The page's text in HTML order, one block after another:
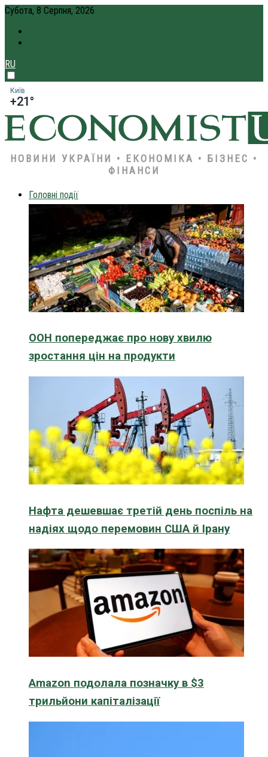
Субота, 8 Серпня, 2026
RU
Київ
+21°
НОВИНИ УКРАЇНИ • ЕКОНОМІКА • БІЗНЕС •
ФІНАНСИ
Головні події
ООН попереджає про нову хвилю
зростання цін на продукти
Нафта дешевшає третій день поспіль на
надіях щодо перемовин США й Ірану
Amazon подолала позначку в $3
трильйони капіталізації